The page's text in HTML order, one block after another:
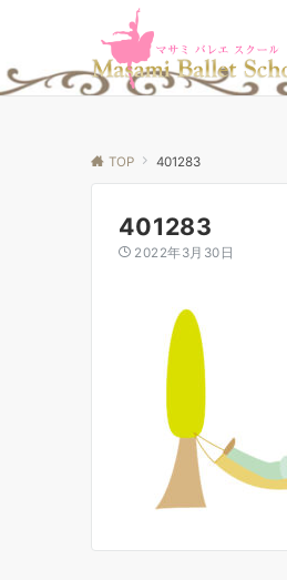
TOP 401283
401283
2022年3月30日